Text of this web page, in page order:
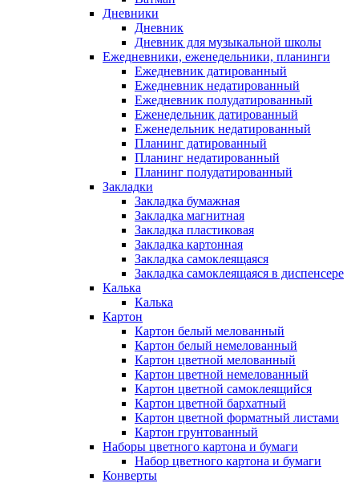
Дневники
Дневник
Дневник для музыкальной школы
Ежедневники, еженедельники, планинги
Ежедневник датированный
Ежедневник недатированный
Ежедневник полудатированный
Еженедельник датированный
Еженедельник недатированный
Планинг датированный
Планинг недатированный
Планинг полудатированный
Закладки
Закладка бумажная
Закладка магнитная
Закладка пластиковая
Закладка картонная
Закладка самоклеящаяся
Закладка самоклеящаяся в диспенсере
Калька
Калька
Картон
Картон белый мелованный
Картон белый немелованный
Картон цветной мелованный
Картон цветной немелованный
Картон цветной самоклеящийся
Картон цветной бархатный
Картон цветной форматный листами
Картон грунтованный
Наборы цветного картона и бумаги
Набор цветного картона и бумаги
Конверты